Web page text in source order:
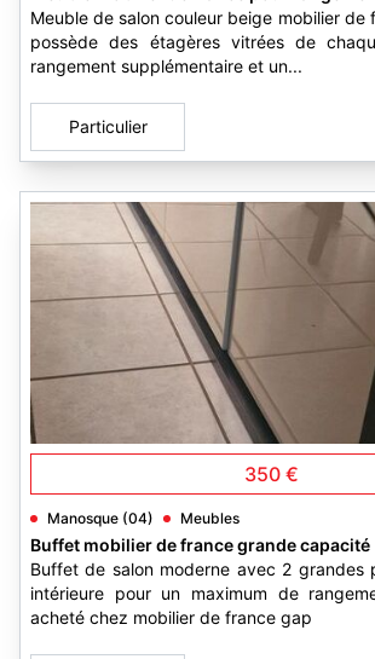
Meuble de salon couleur beige mobilier de
possède des étagères vitrées de
rangement supplémentaire et un...
Particulier
350 €
Manosque (04) Meubles
Buffet mobilier de france grande capacité
Buffet de salon moderne avec 2 grandes
intérieure pour un maximum de
acheté chez mobilier de france gap